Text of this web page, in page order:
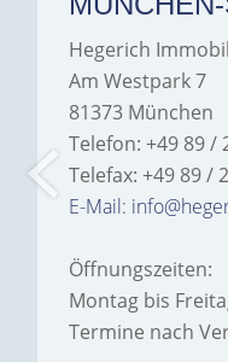
Hegerich
Am Westpark 7
81373 München
Telefon: +49 89 /
Telefax: +49 89 /
E-Mail:
Öffnungszeiten:
Montag bis
Termine nach